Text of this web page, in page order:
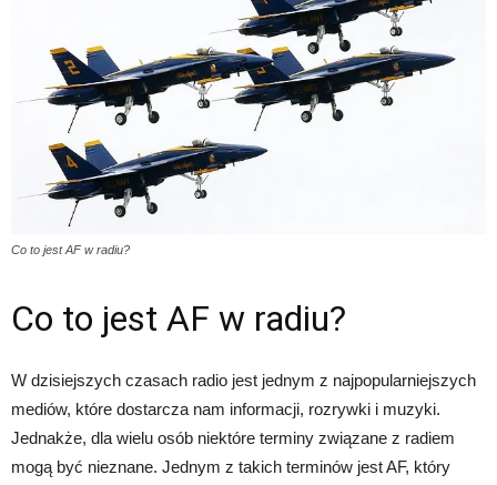
Co to jest AF w radiu?
Co to jest AF w radiu?
W dzisiejszych czasach radio jest jednym z najpopularniejszych
mediów, które dostarcza nam informacji, rozrywki i muzyki.
Jednakże, dla wielu osób niektóre terminy związane z radiem
mogą być nieznane. Jednym z takich terminów jest AF, który